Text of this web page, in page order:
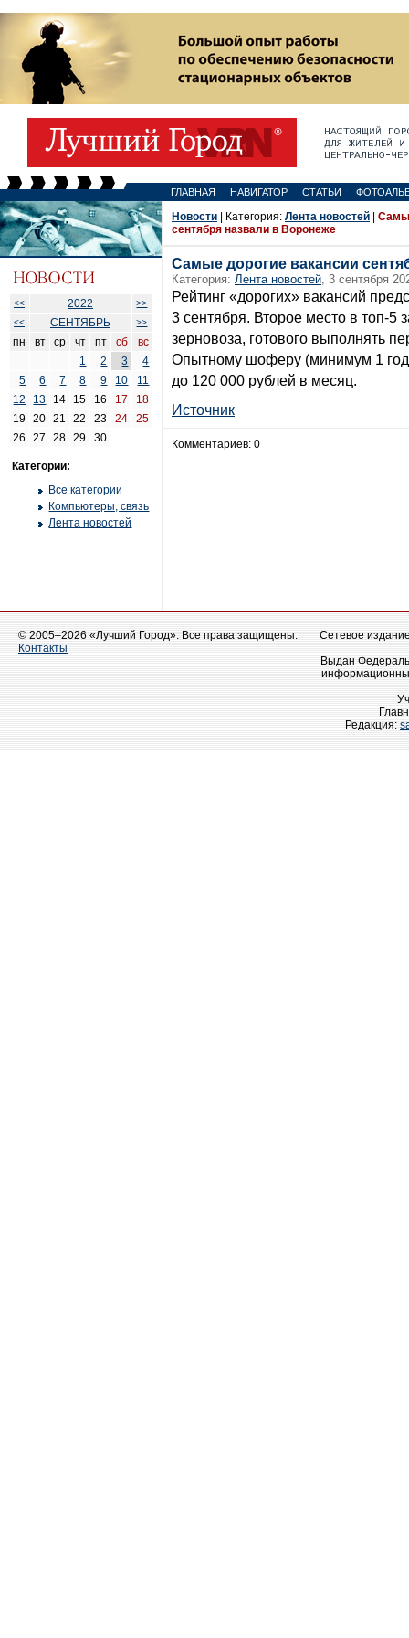
ГЛАВНАЯ НАВИГАТОР СТАТЬИ
<< 2022
>>
<<
СЕНТЯБРЬ >>
пн вт ср чт пт сб
вс
1
2 3
4
5
6 7 8 9 10
11
12
13 14 15 16 17
18
19
20 21 22 23 24
25
26
27 28 29 30
Категории:
Все категории
Компьютеры, связь
Лента новостей
Новости | Категория: Лента новостей
сентября назвали в Воронеже
Самые дорогие вакансии
Категория: Лента новостей, 3 сентября
Рейтинг «дорогих» вакансий
3 сентября. Второе место в топ-5
зерновоза, готового выполнять
Опытному шоферу (минимум 1 год)
до 120 000 рублей в месяц.
Источник
Комментариев: 0
© 2005–2026 «Лучший Город». Все права защищены.
Контакты
Сетевое
Выдан
Редакция: